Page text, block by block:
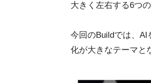
大きく左右する6つ
今回のBuildでは、AI
化が大きなテーマと